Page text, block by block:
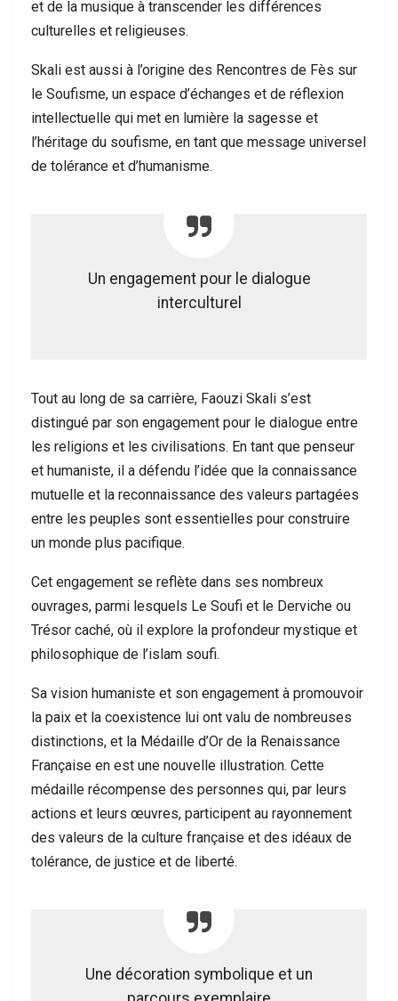
et de la musique à transcender les différences
culturelles et religieuses.
Skali est aussi à l’origine des Rencontres de Fès sur
le Soufisme, un espace d’échanges et de réflexion
intellectuelle qui met en lumière la sagesse et
l’héritage du soufisme, en tant que message universel
de tolérance et d’humanisme.
Un engagement pour le dialogue
interculturel
Tout au long de sa carrière, Faouzi Skali s’est
distingué par son engagement pour le dialogue entre
les religions et les civilisations. En tant que penseur
et humaniste, il a défendu l’idée que la connaissance
mutuelle et la reconnaissance des valeurs partagées
entre les peuples sont essentielles pour construire
un monde plus pacifique.
Cet engagement se reflète dans ses nombreux
ouvrages, parmi lesquels Le Soufi et le Derviche ou
Trésor caché, où il explore la profondeur mystique et
philosophique de l’islam soufi.
Sa vision humaniste et son engagement à promouvoir
la paix et la coexistence lui ont valu de nombreuses
distinctions, et la Médaille d’Or de la Renaissance
Française en est une nouvelle illustration. Cette
médaille récompense des personnes qui, par leurs
actions et leurs œuvres, participent au rayonnement
des valeurs de la culture française et des idéaux de
tolérance, de justice et de liberté.
Une décoration symbolique et un